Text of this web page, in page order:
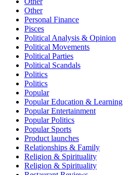
Other
Personal Finance
Pisces
Political Analysis & Opinion
Political Movements
Political Parties
Political Scandals
Politics
Politics
Popular
Popular Education & Learning
Popular Entertainment
Popular Politics
Popular Sports
Product launches
Relationships & Family
Religion & Spirituality
Religion & Spirituality